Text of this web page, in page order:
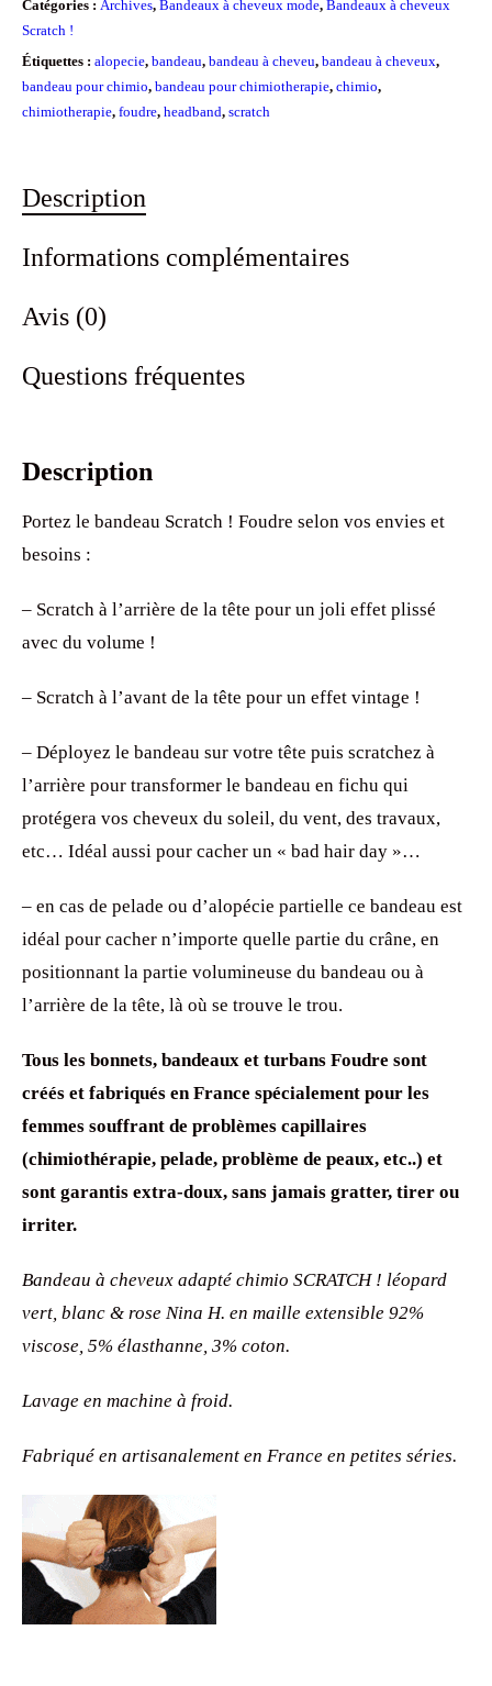
Catégories : Archives, Bandeaux à cheveux mode, Bandeaux à cheveux
Scratch !
Étiquettes : alopecie, bandeau, bandeau à cheveu, bandeau à cheveux,
bandeau pour chimio, bandeau pour chimiotherapie, chimio,
chimiotherapie, foudre, headband, scratch
Description
Informations complémentaires
Avis (0)
Questions fréquentes
Description
Portez le bandeau Scratch ! Foudre selon vos envies et
besoins :
– Scratch à l’arrière de la tête pour un joli effet plissé
avec du volume !
– Scratch à l’avant de la tête pour un effet vintage !
– Déployez le bandeau sur votre tête puis scratchez à
l’arrière pour transformer le bandeau en fichu qui
protégera vos cheveux du soleil, du vent, des travaux,
etc… Idéal aussi pour cacher un « bad hair day »…
– en cas de pelade ou d’alopécie partielle ce bandeau est
idéal pour cacher n’importe quelle partie du crâne, en
positionnant la partie volumineuse du bandeau ou à
l’arrière de la tête, là où se trouve le trou.
Tous les bonnets, bandeaux et turbans Foudre sont
créés et fabriqués en France spécialement pour les
femmes souffrant de problèmes capillaires
(chimiothérapie, pelade, problème de peaux, etc..) et
sont garantis extra-doux, sans jamais gratter, tirer ou
irriter.
Bandeau à cheveux adapté chimio SCRATCH ! léopard
vert, blanc & rose Nina H. en maille extensible 92%
viscose, 5% élasthanne, 3% coton.
Lavage en machine à froid.
Fabriqué en artisanalement en France en petites séries.